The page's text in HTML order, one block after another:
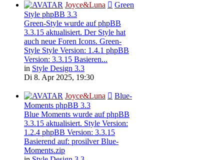
Joyce&Luna
Green
Style phpBB 3.3
Green-Style wurde auf phpBB
3.3.15 aktualisiert. Der Style hat
auch neue Foren Icons. Green-
Style Style Version: 1.4.1 phpBB
Version: 3.3.15 Basieren...
in Style Design 3.3
Di 8. Apr 2025, 19:30
Joyce&Luna
Blue-
Moments phpBB 3.3
Blue Moments wurde auf phpBB
3.3.15 aktualisiert. Style Version:
1.2.4 phpBB Version: 3.3.15
Basierend auf: prosilver Blue-
Moments.zip